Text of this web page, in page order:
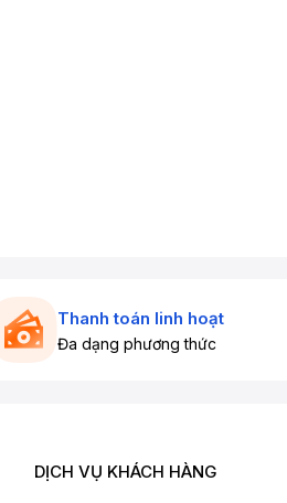
Thanh toán linh hoạt
Đa dạng phương thức
DỊCH VỤ KHÁCH HÀNG